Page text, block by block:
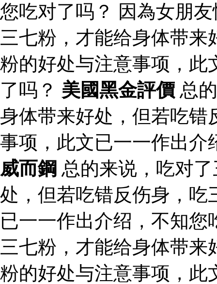
您吃对了吗？ 因為女朋
三七粉，才能给身体带
粉的好处与注意事项，此
了吗？ 美國黑金評價 总
身体带来好处，但若吃错
事项，此文已一一作出
威而鋼 总的来说，吃对
处，但若吃错反伤身，吃
已一一作出介绍，不知
三七粉，才能给身体带
粉的好处与注意事项，此